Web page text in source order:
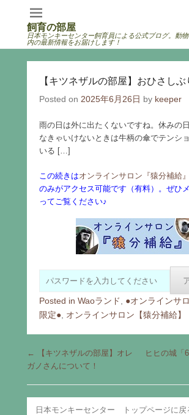
飼育の部屋
日本モンキーセンター飼育員による公式ブログ。動
内の最新情報をお届けします！
【キツネザルの部屋】おひさし
Posted on 2025年6月26日 by keeper
雨の日は外に出たくないですね。休みの
なきゃいけないときは牛柄の傘でテンシ
いる […]
この続きはオンラインサロン『猿分補給』
のみがアクセス可能です（有料）。ぜひ
ってご覧ください♪
Posted in Waoランド
●オンラインサ
限定● オンラインサロン【猿分補給】
Post navigation
←
【キツネザルの部屋】オレ
ガノさんについて！
ヒヒの城「
日本モンキーセンター トップページに戻